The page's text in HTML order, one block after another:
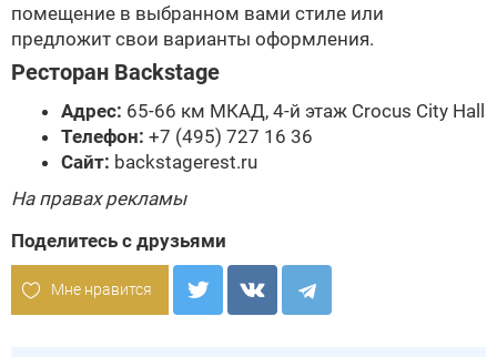
помещение в выбранном вами стиле или
предложит свои варианты оформления.
Ресторан Backstage
Адрес: 65-66 км МКАД, 4-й этаж Crocus City Hall
Телефон: +7 (495) 727 16 36
Сайт: backstagerest.ru
На правах рекламы
Поделитесь с друзьями
Мне нравится